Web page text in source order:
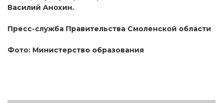
Василий Анохин.
Пресс-служба Правительства Смоленской области
Фото: Министерство образования